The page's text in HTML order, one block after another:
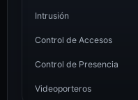
Intrusión
Control de Accesos
Control de Presencia
Videoporteros